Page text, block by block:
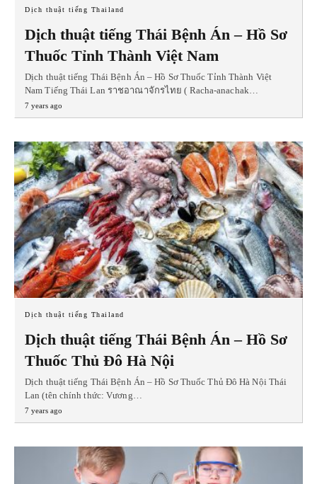
Dịch thuật tiếng Thailand
Dịch thuật tiếng Thái Bệnh Án – Hồ Sơ
Thuốc Tỉnh Thành Việt Nam
Dịch thuật tiếng Thái Bệnh Án – Hồ Sơ Thuốc Tỉnh Thành Việt
Nam Tiếng Thái Lan ราชอาณาจักรไทย ( Racha-anachak…
7 years ago
Dịch thuật tiếng Thailand
Dịch thuật tiếng Thái Bệnh Án – Hồ Sơ
Thuốc Thủ Đô Hà Nội
Dịch thuật tiếng Thái Bệnh Án – Hồ Sơ Thuốc Thủ Đô Hà Nội Thái
Lan (tên chính thức: Vương…
7 years ago